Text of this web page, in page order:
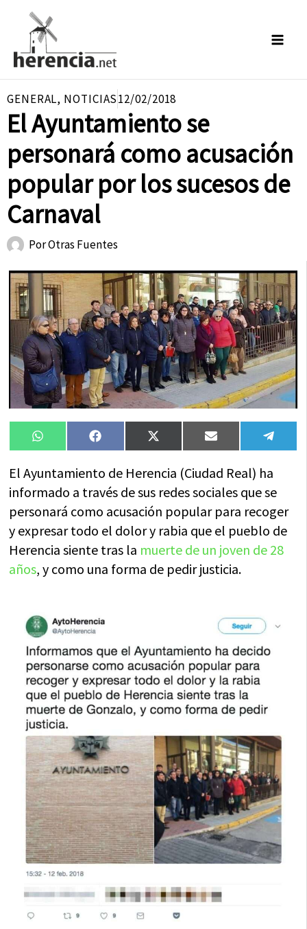
contenido
GENERAL, NOTICIAS12/02/2018
El Ayuntamiento se
personará como acusación
popular por los sucesos de
Carnaval
PorOtras Fuentes
Compartir
en
WhatsAppCompartir
en
FacebookCompartir
en
X
(Twitter)
Compartir
en
Email
en
El Ayuntamiento de Herencia (Ciudad Real) ha
informado a través de sus redes sociales que se
personará como acusación popular para recoger
y expresar todo el dolor y rabia que el pueblo de
Herencia siente tras la muerte de un joven de 28
años, y como una forma de pedir justicia.